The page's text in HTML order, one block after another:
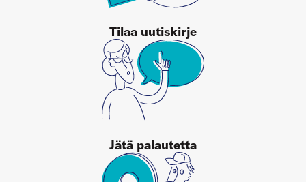
Tilaa uutiskirje
Jätä palautetta